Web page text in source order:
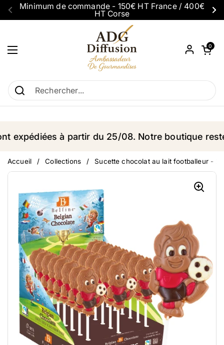
Passer au contenu
Précédent
Minimum de commande - 150€ HT France / 400€
HT Corse
Ouvrir le menu
Ouvrir le
0
à partir du 25/08. Notre boutique reste
Accueil / Collections / Sucette chocolat au lait footballeur -